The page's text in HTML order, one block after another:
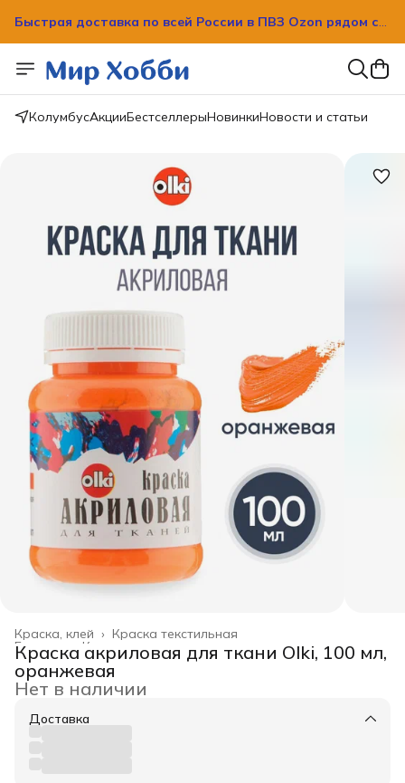
вашим домом!
вашим домом!
КолумбусАкцииБестселлерыНовинкиНовости и статьи
Краска текстильная
Краска, клей ›
Канцелярские товары ›
Главная ›
Краска акриловая для ткани Olki, 100 мл,
оранжевая
Нет в наличии
Доставка